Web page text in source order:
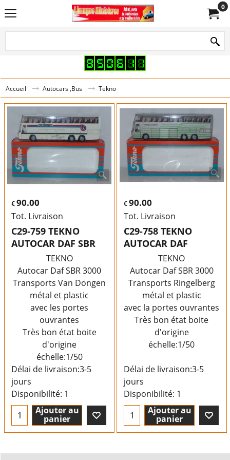
0
Accueil Autocars ,Bus Tekno
€90.00
Tot. Livraison
C29-759 TEKNO
AUTOCAR DAF SBR
TEKNO
Autocar Daf SBR 3000
Transports Van Dongen
métal et plastic
avec les portes
ouvrantes
Très bon état boite
d'origine
échelle:1/50
Délai de livraison:3-5
jours
Disponibilité: 1
Ajouter au
panier
€90.00
Tot. Livraison
C29-758 TEKNO
AUTOCAR DAF
TEKNO
Autocar Daf SBR 3000
Transports Ringelberg
métal et plastic
avec la portes ouvrantes
Très bon état boite
d'origine
échelle:1/50
Délai de livraison:3-5
jours
Disponibilité: 1
Ajouter au
panier